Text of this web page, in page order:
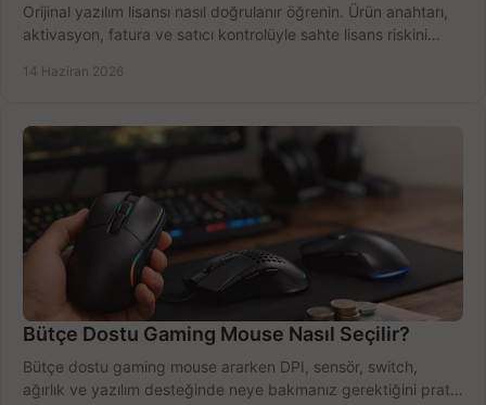
Orijinal yazılım lisansı nasıl doğrulanır öğrenin. Ürün anahtarı,
aktivasyon, fatura ve satıcı kontrolüyle sahte lisans riskini
14 Haziran 2026
Bütçe Dostu Gaming Mouse Nasıl Seçilir?
Bütçe dostu gaming mouse ararken DPI, sensör, switch,
ağırlık ve yazılım desteğinde neye bakmanız gerektiğini pratik